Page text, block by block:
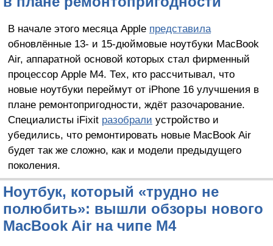
В начале этого месяца Apple представила
обновлённые 13- и 15-дюймовые ноутбуки MacBook
Air, аппаратной основой которых стал фирменный
процессор Apple M4. Тех, кто рассчитывал, что
новые ноутбуки переймут от iPhone 16 улучшения в
плане ремонтопригодности, ждёт разочарование.
Специалисты iFixit разобрали устройство и
убедились, что ремонтировать новые MacBook Air
будет так же сложно, как и модели предыдущего
поколения.
Ноутбук, который «трудно не
полюбить»: вышли обзоры нового
MacBook Air на чипе M4